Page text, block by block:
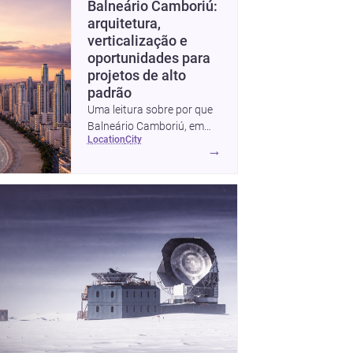
Balneário Camboriú:
arquitetura,
verticalização e
oportunidades para
projetos de alto
padrão
Uma leitura sobre por que
Balneário Camboriú, em
Santa Catarina, virou
arquitetônicos, com dados,
location city
→